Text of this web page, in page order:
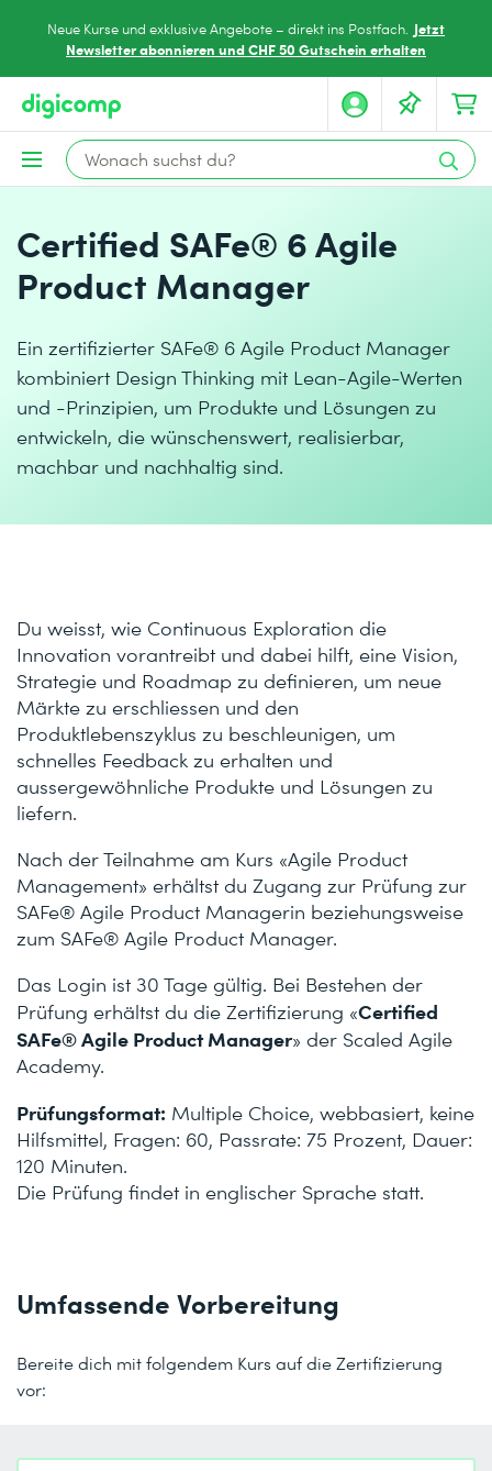
Neue Kurse und exklusive Angebote – direkt ins Postfach. Jetzt
Newsletter abonnieren und CHF 50 Gutschein erhalten
Certified SAFe® 6 Agile
Product Manager
Ein zertifizierter SAFe® 6 Agile Product Manager
kombiniert Design Thinking mit Lean-Agile-Werten
und -Prinzipien, um Produkte und Lösungen zu
entwickeln, die wünschenswert, realisierbar,
machbar und nachhaltig sind.
Du weisst, wie Continuous Exploration die
Innovation vorantreibt und dabei hilft, eine Vision,
Strategie und Roadmap zu definieren, um neue
Märkte zu erschliessen und den
Produktlebenszyklus zu beschleunigen, um
schnelles Feedback zu erhalten und
aussergewöhnliche Produkte und Lösungen zu
liefern.
Nach der Teilnahme am Kurs «Agile Product
Management» erhältst du Zugang zur Prüfung zur
SAFe® Agile Product Managerin beziehungsweise
zum SAFe® Agile Product Manager.
Das Login ist 30 Tage gültig. Bei Bestehen der
Prüfung erhältst du die Zertifizierung «Certified
SAFe® Agile Product Manager» der Scaled Agile
Academy.
Prüfungsformat: Multiple Choice, webbasiert, keine
Hilfsmittel, Fragen: 60, Passrate: 75 Prozent, Dauer:
120 Minuten.
Die Prüfung findet in englischer Sprache statt.
Umfassende Vorbereitung
Bereite dich mit folgendem Kurs auf die Zertifizierung
vor: